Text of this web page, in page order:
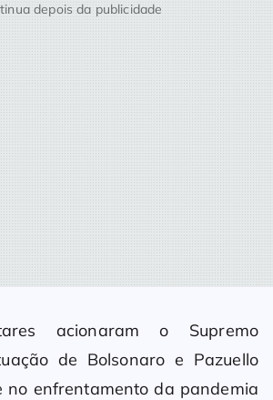
depois da publicidade
acionaram o Supremo
de Bolsonaro e Pazuello
no enfrentamento da pandemia